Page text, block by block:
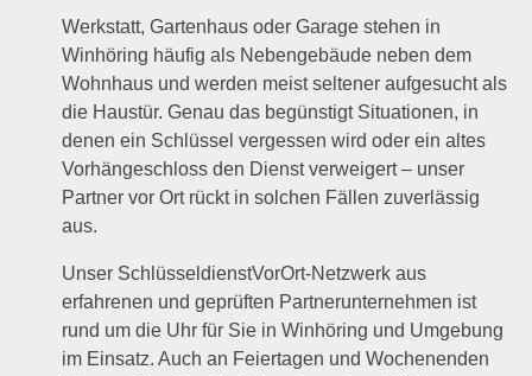
Werkstatt, Gartenhaus oder Garage stehen in
Winhöring häufig als Nebengebäude neben dem
Wohnhaus und werden meist seltener aufgesucht als
die Haustür. Genau das begünstigt Situationen, in
denen ein Schlüssel vergessen wird oder ein altes
Vorhängeschloss den Dienst verweigert – unser
Partner vor Ort rückt in solchen Fällen zuverlässig
aus.
Unser SchlüsseldienstVorOrt-Netzwerk aus
erfahrenen und geprüften Partnerunternehmen ist
rund um die Uhr für Sie in Winhöring und Umgebung
im Einsatz. Auch an Feiertagen und Wochenenden